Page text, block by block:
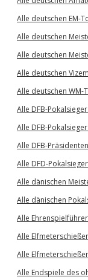
Alle deutschen EM-
Alle deutschen
Alle deutschen
Alle deutschen
Alle deutschen WM-
Alle DFB-
Alle DFB-
Alle DFB-Präsidenten
Alle DFD-
Alle dänischen
Alle dänischen
Alle
Alle
Alle
Alle Endspiele des